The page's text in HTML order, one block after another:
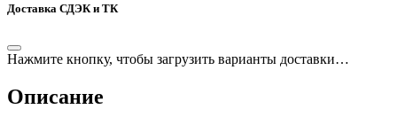
Доставка СДЭК и ТК
Нажмите кнопку, чтобы загрузить варианты доставки…
Описание